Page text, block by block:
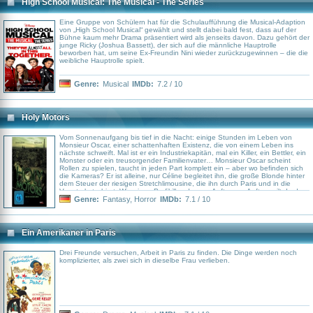
High School Musical: The Musical - The Series
Eine Gruppe von Schülern hat für die Schulaufführung die Musical-Adaption
von „High School Musical“ gewählt und stellt dabei bald fest, dass auf der
Bühne kaum mehr Drama präsentiert wird als jenseits davon. Dazu gehört der
junge Ricky (Joshua Bassett), der sich auf die männliche Hauptrolle
beworben hat, um seine Ex-Freundin Nini wieder zurückzugewinnen – die die
weibliche Hauptrolle spielt.
Genre: Musical IMDb: 7.2 / 10
Holy Motors
Vom Sonnenaufgang bis tief in die Nacht: einige Stunden im Leben von
Monsieur Oscar, einer schattenhaften Existenz, die von einem Leben ins
nächste schweift. Mal ist er ein Industriekapitän, mal ein Killer, ein Bettler, ein
Monster oder ein treusorgender Familienvater… Monsieur Oscar scheint
Rollen zu spielen, taucht in jeden Part komplett ein – aber wo befinden sich
die Kameras? Er ist alleine, nur Céline begleitet ihn, die große Blonde hinter
dem Steuer der riesigen Stretchlimousine, die ihn durch Paris und in die
Vororte kutschiert. Wie einen Profikiller, der von Auftrag zu Auftrag eilt. In der
Vollendung einer schönen Geste, des Antriebs einer Aktion, der Frauen und
er sich erholen?
Genre: Fantasy, Horror IMDb: 7.1 / 10
Ein Amerikaner in Paris
Drei Freunde versuchen, Arbeit in Paris zu finden. Die Dinge werden noch
komplizierter, als zwei sich in dieselbe Frau verlieben.